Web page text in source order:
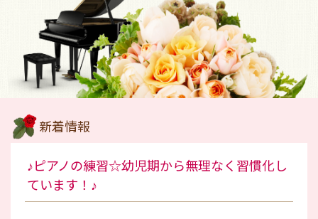
新着情報
♪ピアノの練習☆幼児期から無理なく習慣化し
ています！♪